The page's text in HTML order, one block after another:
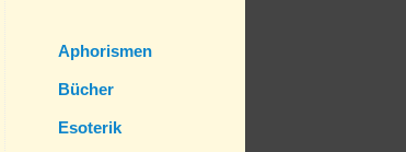
Aphorismen
Bücher
Esoterik